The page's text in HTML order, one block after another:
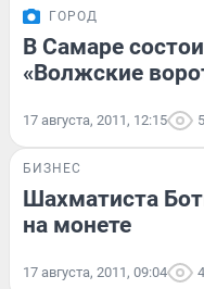
ГОРОД
В Самаре
«Волжские
17 августа, 2011, 12:15
БИЗНЕС
Шахматиста
на монете
17 августа, 2011, 09:04